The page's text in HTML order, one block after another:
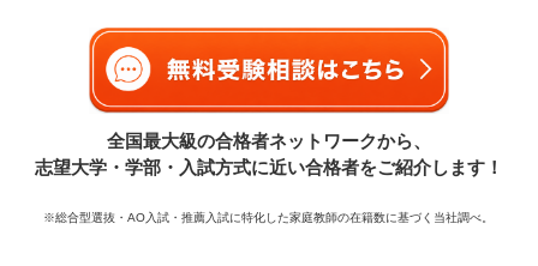
全国最大級の合格者ネットワークから、
志望大学・学部・入試方式に近い合格者をご紹介します！
※総合型選抜・AO入試・推薦入試に特化した家庭教師の在籍数に基づく当社調べ。